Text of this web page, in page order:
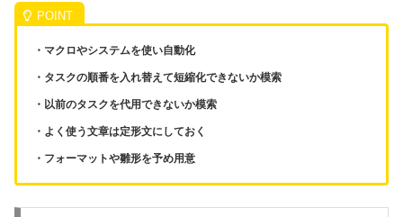
・マクロやシステムを使い自動化
・タスクの順番を入れ替えて短縮化できないか模索
・以前のタスクを代用できないか模索
・よく使う文章は定形文にしておく
・フォーマットや雛形を予め用意